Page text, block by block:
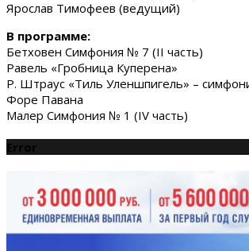
Ярослав Тимофеев (ведущий)
В программе:
Бетховен Симфония № 7 (II часть)
Равель «Гробница Куперена»
Р. Штраус «Тиль Уленшпигель» –
Форе Павана
Малер Симфония № 1 (IV часть)
Error